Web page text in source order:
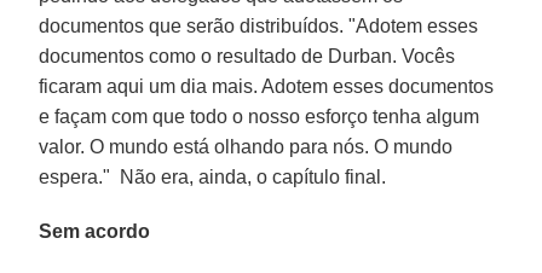
documentos que serão distribuídos. "Adotem esses
documentos como o resultado de Durban. Vocês
ficaram aqui um dia mais. Adotem esses documentos
e façam com que todo o nosso esforço tenha algum
valor. O mundo está olhando para nós. O mundo
espera." Não era, ainda, o capítulo final.
Sem acordo